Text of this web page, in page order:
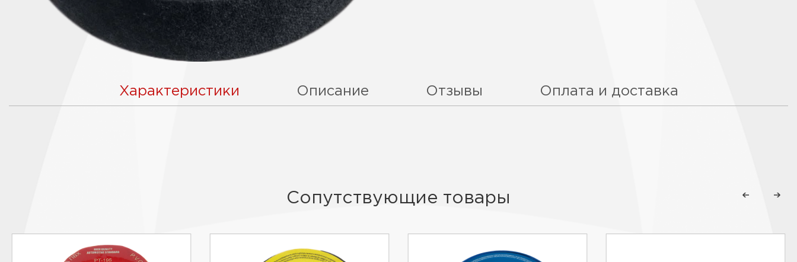
Характеристики Описание Отзывы Оплата и доставка
Сопутствующие товары